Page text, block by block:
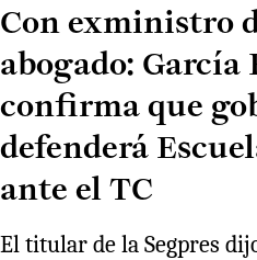
Con exministro
abogado:
confirma que
defenderá
ante el TC
El titular de la Segpres